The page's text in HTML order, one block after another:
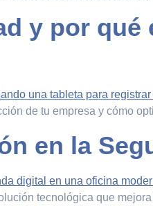
y por qué
de tu empresa y cómo
en la
tecnológica que